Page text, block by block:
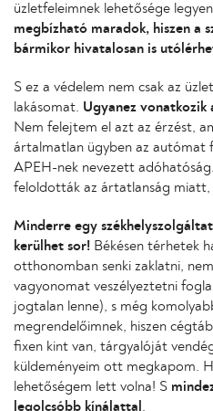
üzletfeleimnek lehetősége legyen
megbízható maradok, hiszen a
bármikor hivatalosan is
S ez a védelem nem csak az
lakásomat. Ugyanez vonatkozik
Nem felejtem el azt az érzést,
ártalmatlan ügyben az autómat
APEH-nek nevezett
feloldották az ártatlanság miatt,
Minderre egy
kerülhet sor! Békésen térhetek
otthonomban senki zaklatni,
vagyonomat veszélyeztetni
jogtalan lenne), s még
megrendelőimnek, hiszen
fixen kint van, tárgyalóját
küldeményeim ott megkapom.
lehetőségem lett volna! S
legolcsóbb kínálattal